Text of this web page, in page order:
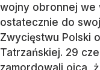
wojny obronnej we
ostatecznie do
Zwycięstwu Polski
Tatrzańskiej. 29
zamordowali ojca,